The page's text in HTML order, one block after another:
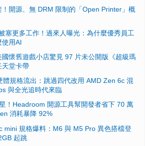
開源、無 DRM 限制的「Open Printer」概
塞更多工作！過來人曝光：為什麼優秀員工
用AI
懷舊遊戲小店驚見 97 片未公開版《超級瑪
天堂卡帶
體規格流出：跳過四代改用 AMD Zen 6c 混
與全光追時代來臨
！Headroom 開源工具幫開發者省下 70 萬
消耗暴降 92%
mini 規格爆料：M6 與 M5 Pro 異色搭檔登
起跳